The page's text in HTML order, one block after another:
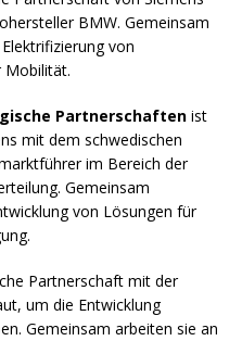
BMW. Gemeinsam
von
Mobilität.
Partnerschaften ist
mit dem schwedischen
im Bereich der
Gemeinsam
von Lösungen für
Partnerschaft mit der
um die Entwicklung
Gemeinsam arbeiten sie an